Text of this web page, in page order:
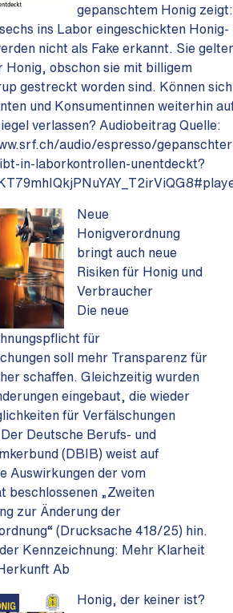
gepanschtem Honig zeigt:
ins Labor eingeschickten Honig-
nicht als Fake erkannt. Sie
Honig, obschon sie mit billigem
gestreckt worden sind. Können sich
und Konsumentinnen weiterhin
verlassen? Audiobeitrag Quelle:
audio/espresso/
in-laborkontrollen-unentdeckt?
Neue
Honigverordnung
bringt auch neue
Risiken für Honig und
Verbraucher
Die neue
für
soll mehr Transparenz für
schaffen. Gleichzeitig wurden
eingebaut, die wieder
für Verfälschungen
Deutsche Berufs- und
(DBIB) weist auf
Auswirkungen der vom
beschlossenen „Zweiten
zur Änderung der
(Drucksache 418/25) hin.
Kennzeichnung: Mehr Klarheit
Ab
Honig, der keiner ist?